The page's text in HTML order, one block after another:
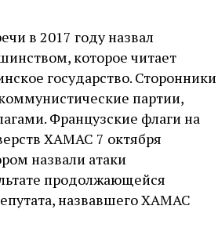
в 2017 году назвал
которое читает
государство. Сторонники
партии,
Французские флаги на
ХАМАС 7 октября
назвали атаки
продолжающейся
назвавшего ХАМАС